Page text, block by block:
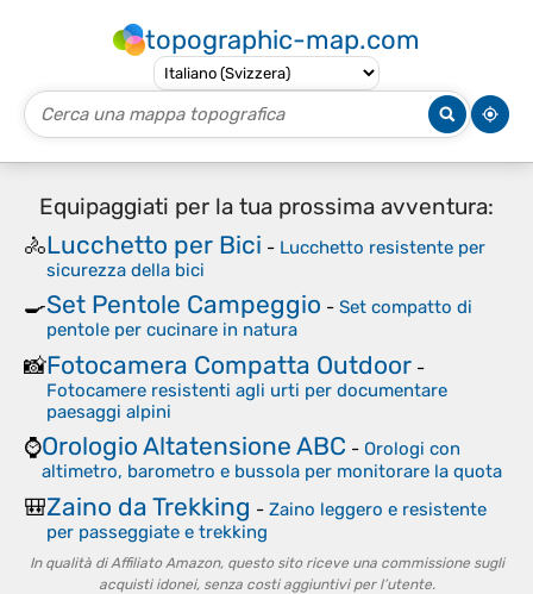
topographic-map.com
Equipaggiati per la tua prossima avventura:
🚴Lucchetto per Bici - Lucchetto resistente per
sicurezza della bici
🍳Set Pentole Campeggio - Set compatto di
pentole per cucinare in natura
📸Fotocamera Compatta Outdoor -
Fotocamere resistenti agli urti per documentare
paesaggi alpini
⌚Orologio Altatensione ABC - Orologi con
altimetro, barometro e bussola per monitorare la quota
🎒Zaino da Trekking - Zaino leggero e resistente
per passeggiate e trekking
In qualità di Affiliato Amazon, questo sito riceve una commissione sugli
acquisti idonei, senza costi aggiuntivi per l’utente.